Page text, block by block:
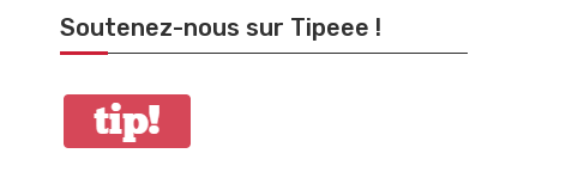
Soutenez-nous sur Tipeee !